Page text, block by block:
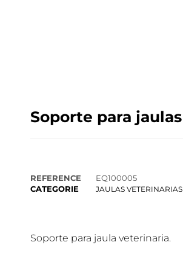
Soporte para jaulas
REFERENCE
EQ100005
CATEGORIE
JAULAS VETERINARIAS
Soporte para jaula veterinaria.